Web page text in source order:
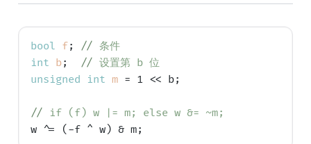
bool f; // 条件
int b; // 设置第 b 位
unsigned
int m = 1 << b;
// if (f) w |= m; else w &= ~m;